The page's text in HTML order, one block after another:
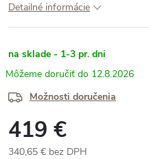
Detailné informácie
na sklade - 1-3 pr. dni
12.8.2026
Možnosti doručenia
419 €
340,65 € bez DPH